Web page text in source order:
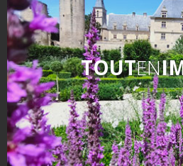
TOUTEN